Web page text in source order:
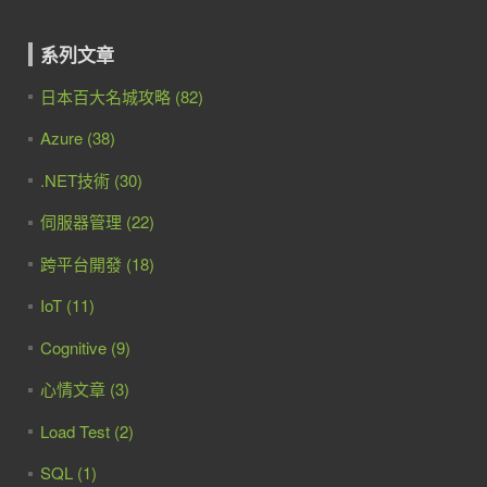
系列文章
日本百大名城攻略 (82)
Azure (38)
.NET技術 (30)
伺服器管理 (22)
跨平台開發 (18)
IoT (11)
Cognitive (9)
心情文章 (3)
Load Test (2)
SQL (1)